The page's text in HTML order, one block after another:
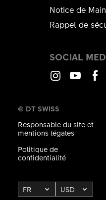
Notice de
Rappel de
SOCIAL
© DT SWISS
Responsable du site et
mentions légales
Politique de
confidentialité
FR USD